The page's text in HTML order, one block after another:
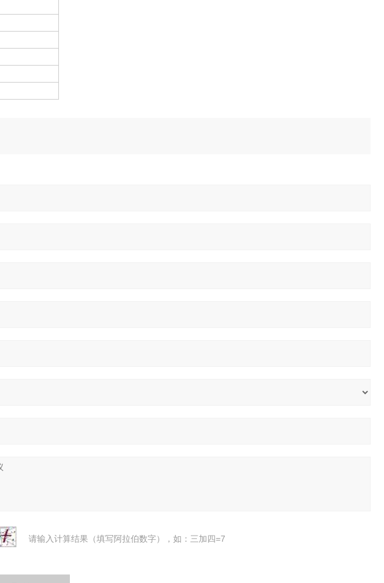
请输入计算结果（填写阿拉伯数字），如：三加四=7